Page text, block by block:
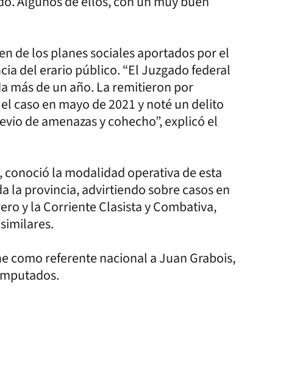
de los planes sociales aportados por el
del erario público. “El Juzgado federal
más de un año. La remitieron por
caso en mayo de 2021 y noté un delito
de amenazas y cohecho”, explicó el
la modalidad operativa de esta
la provincia, advirtiendo sobre casos en
y la Corriente Clasista y Combativa,
como referente nacional a Juan Grabois,